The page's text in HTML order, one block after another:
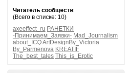
Читатель сообществ
(Всего в списке: 10)
axeeffect_ru РАНЕТКИ
-Принимаем_Заявки- Mad_Journalism
about_ICQArtDesignBy_Victoria
By_Parmenova KREATIF
The_best_tales This_is_Erotic